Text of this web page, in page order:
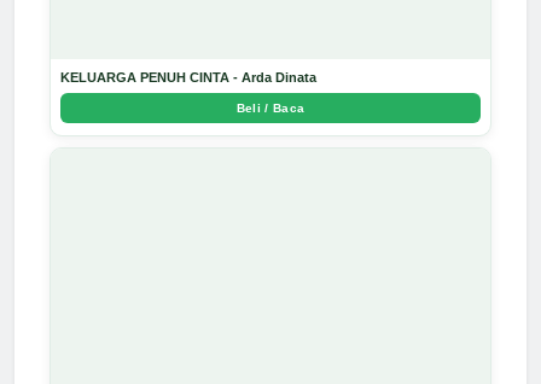
KELUARGA PENUH CINTA - Arda Dinata
Beli / Baca